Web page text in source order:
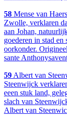
58 Mense van
Zwolle, verklaren
aan Johan,
goederen in stad
oorkonder.
sante
59Albert van
Steenwijck
eeen stuk land,
slach van
Albert van